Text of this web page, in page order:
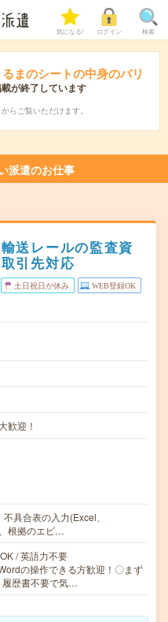
気になる! ログイン 検索
まのシートの中身のバリ
が終了しています
からご覧いただけます。
派遣のお仕事
送レールの監査資
引先対応
土日祝日が休み WEB登録OK
歓迎！
具合表の入力(Excel、
根拠のエビ…
/ 英語力不要
の操作できる方歓迎！〇まず
履歴書不要で気…